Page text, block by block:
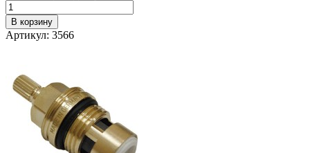
В корзину
Артикул: 3566